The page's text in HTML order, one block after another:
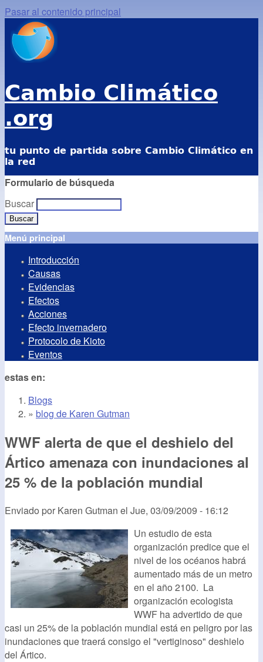
Pasar al contenido principal
Cambio Climático
.org
tu punto de partida sobre Cambio Climático en
la red
Formulario de búsqueda
Buscar
Menú principal
Introducción
Causas
Evidencias
Efectos
Acciones
Efecto invernadero
Protocolo de Kioto
Eventos
estas en:
Blogs
» blog de Karen Gutman
WWF alerta de que el deshielo del
Ártico amenaza con inundaciones al
25 % de la población mundial
Enviado por Karen Gutman el Jue, 03/09/2009 - 16:12
Un estudio de esta
organización predice que el
nivel de los océanos habrá
aumentado más de un metro
en el año 2100. La
organización ecologista
WWF ha advertido de que
casi un 25% de la población mundial está en peligro por las
inundaciones que traerá consigo el "vertiginoso" deshielo
del Ártico.